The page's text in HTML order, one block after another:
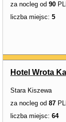
za nocleg od 90
liczba miejsc: 5
Hotel Wrota
Stara Kiszewa
za nocleg od 87
liczba miejsc: 64